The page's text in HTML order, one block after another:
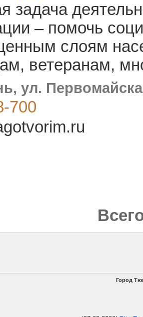
задача
– помочь
слоям
ветеранам,
ул.
700
Город